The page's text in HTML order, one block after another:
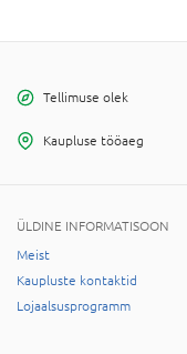
Tellimuse olek
Kaupluse tööaeg
ÜLDINE INFORMATISOON
Meist
Kaupluste kontaktid
Lojaalsusprogramm